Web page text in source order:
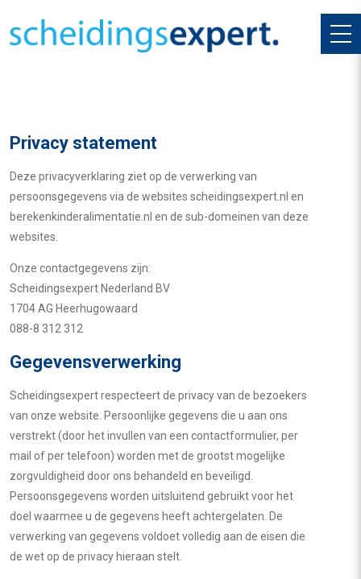
Privacy statement
Deze privacyverklaring ziet op de verwerking van
persoonsgegevens via de websites scheidingsexpert.nl en
berekenkinderalimentatie.nl en de sub-domeinen van deze
websites.
Onze contactgegevens zijn:
Scheidingsexpert Nederland BV
1704 AG Heerhugowaard
088-8 312 312
Gegevensverwerking
Scheidingsexpert respecteert de privacy van de bezoekers
van onze website. Persoonlijke gegevens die u aan ons
verstrekt (door het invullen van een contactformulier, per
mail of per telefoon) worden met de grootst mogelijke
zorgvuldigheid door ons behandeld en beveiligd.
Persoonsgegevens worden uitsluitend gebruikt voor het
doel waarmee u de gegevens heeft achtergelaten. De
verwerking van gegevens voldoet volledig aan de eisen die
de wet op de privacy hieraan stelt.